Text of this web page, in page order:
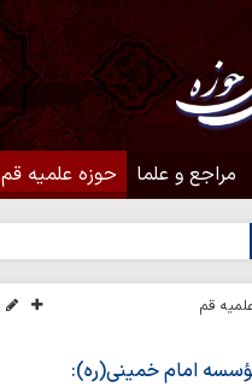
مراجع و علما حوزه علمیه قم
قم
امام خمینی(ره):